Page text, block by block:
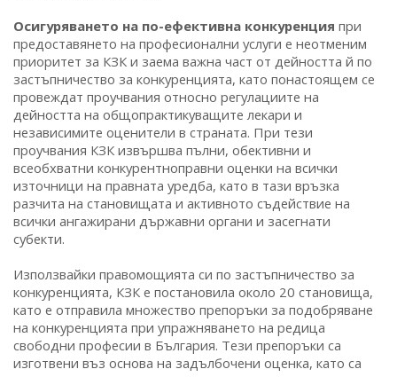
Осигуряването на по-ефективна конкуренция при
предоставянето на професионални услуги е неотменим
приоритет за КЗК и заема важна част от дейността й по
застъпничество за конкуренцията, като понастоящем се
провеждат проучвания относно регулациите на
дейността на общопрактикуващите лекари и
независимите оценители в страната. При тези
проучвания КЗК извършва пълни, обективни и
всеобхватни конкурентноправни оценки на всички
източници на правната уредба, като в тази връзка
разчита на становищата и активното съдействие на
всички ангажирани държавни органи и засегнати
субекти.
Използвайки правомощията си по застъпничество за
конкуренцията, КЗК е постановила около 20 становища,
като е отправила множество препоръки за подобряване
на конкуренцията при упражняването на редица
свободни професии в България. Тези препоръки са
изготвени въз основа на задълбочени оценка, като са